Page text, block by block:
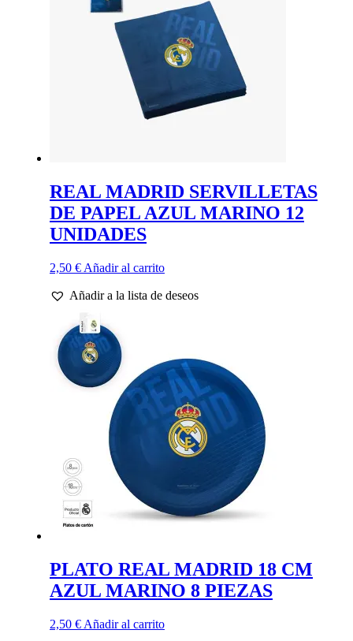
REAL MADRID SERVILLETAS
DE PAPEL AZUL MARINO 12
UNIDADES
2,50 € Añadir al carrito
Añadir a la lista de deseos
PLATO REAL MADRID 18 CM
AZUL MARINO 8 PIEZAS
2,50 € Añadir al carrito